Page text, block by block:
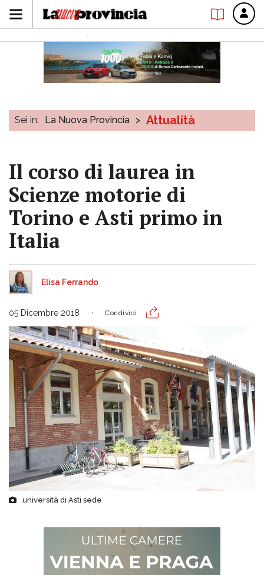
Sei in: La Nuova Provincia > Attualità
Il corso di laurea in
Scienze motorie di
Torino e Asti primo in
Italia
Elisa Ferrando
05 Dicembre 2018 Condividi
università di Asti sede